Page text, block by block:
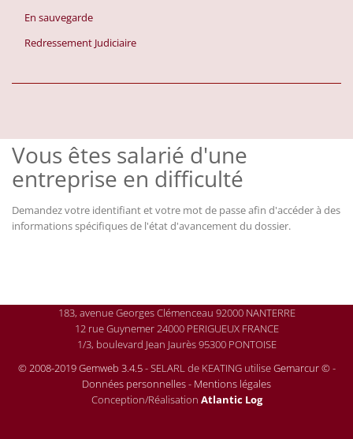
En sauvegarde
Redressement Judiciaire
Vous êtes salarié d'une
entreprise en difficulté
Demandez votre identifiant et votre mot de passe afin d'accéder à des
informations spécifiques de l'état d'avancement du dossier.
183, avenue Georges Clémenceau 92000 NANTERRE
12 rue Guynemer 24000 PERIGUEUX FRANCE
1/3, boulevard Jean Jaurès 95300 PONTOISE
© 2008-2019 Gemweb 3.4.5- SELARL de KEATING utiliseGemarcur ©-
Données personnelles- Mentions légales
Conception/Réalisation Atlantic Log